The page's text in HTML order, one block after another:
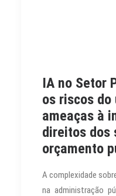
IA no Setor
os riscos do
ameaças à
direitos dos
orçamento
A complexidade
na administração